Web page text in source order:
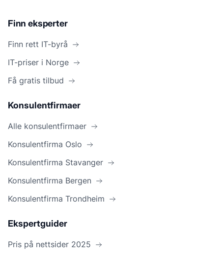
Finn eksperter
Finn rett IT-byrå
IT-priser i Norge
Få gratis tilbud
Konsulentfirmaer
Alle konsulentfirmaer
Konsulentfirma Oslo
Konsulentfirma Stavanger
Konsulentfirma Bergen
Konsulentfirma Trondheim
Ekspertguider
Pris på nettsider 2025